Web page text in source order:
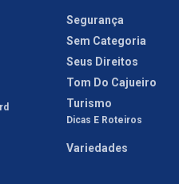
Segurança
Sem Categoria
Seus Direitos
Tom Do Cajueiro
Turismo
Dicas E Roteiros
Variedades